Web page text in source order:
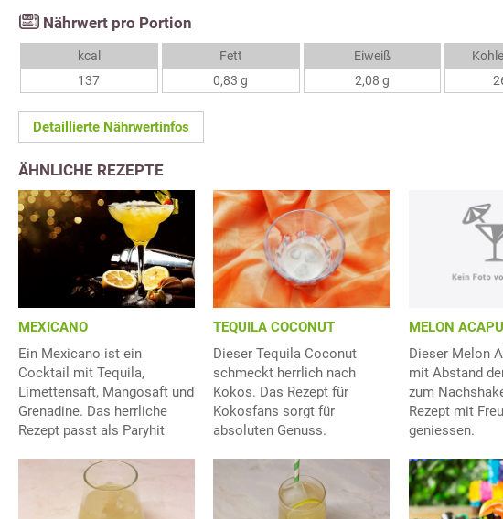
Nährwert pro Portion
kcal
137
Fett
0,83 g
Eiweiß
2,08 g
Detaillierte Nährwertinfos
ÄHNLICHE REZEPTE
MEXICANO
Ein Mexicano ist ein
Cocktail mit Tequila,
Limettensaft, Mangosaft und
Grenadine. Das herrliche
Rezept passt als Paryhit
TEQUILA COCONUT
Dieser Tequila Coconut
schmeckt herrlich nach
Kokos. Das Rezept für
Kokosfans sorgt für
absoluten Genuss.
MELON
Dieser Melon
mit Abstand
zum
Rezept mit
geniessen.